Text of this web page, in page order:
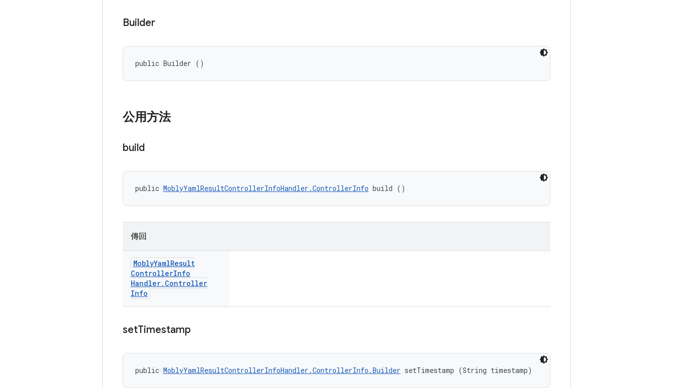
Builder
public Builder ()
公用方法
build
public MoblyYamlResultControllerInfoHandler.ControllerInfo build ()
傳回
MoblyYamlResult
ControllerInfo
Handler. Controller
Info
setTimestamp
public MoblyYamlResultControllerInfoHandler.ControllerInfo.Builder setTimestamp (String timestamp)